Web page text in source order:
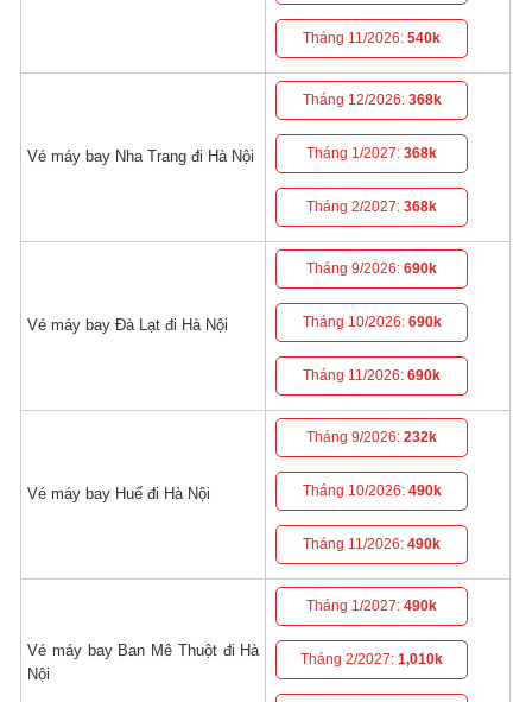
Tháng 11/2026:540k
Vé máy bay Nha Trang đi Hà Nội
Tháng 12/2026: 368k
Tháng 1/2027:368k
Tháng 2/2027:368k
Vé máy bay Đà Lạt đi Hà Nội
Tháng 9/2026:690k
Tháng 10/2026: 690k
Tháng 11/2026:690k
Vé máy bay Huế đi Hà Nội
Tháng 9/2026:232k
Tháng 10/2026: 490k
Tháng 11/2026:490k
Vé máy bay Ban Mê Thuột đi Hà
Nội
Tháng 1/2027:490k
Tháng 2/2027:1,010k